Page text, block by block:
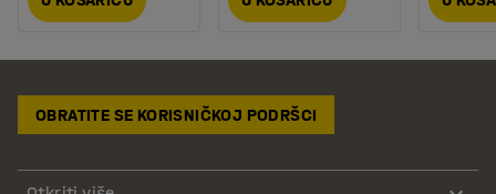
OBRATITE SE KORISNIČKOJ PODRŠCI